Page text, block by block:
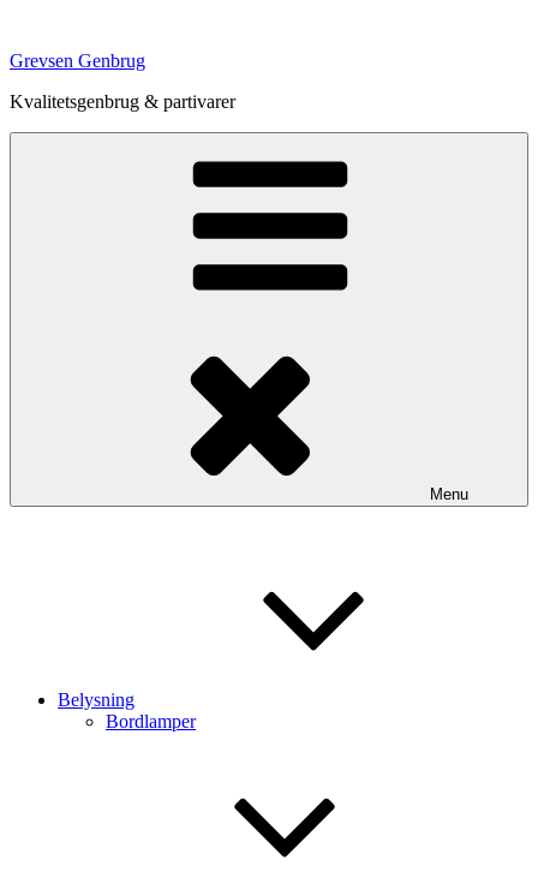
indhold
Grevsen Genbrug
Kvalitetsgenbrug & partivarer
Menu
Belysning
Bordlamper